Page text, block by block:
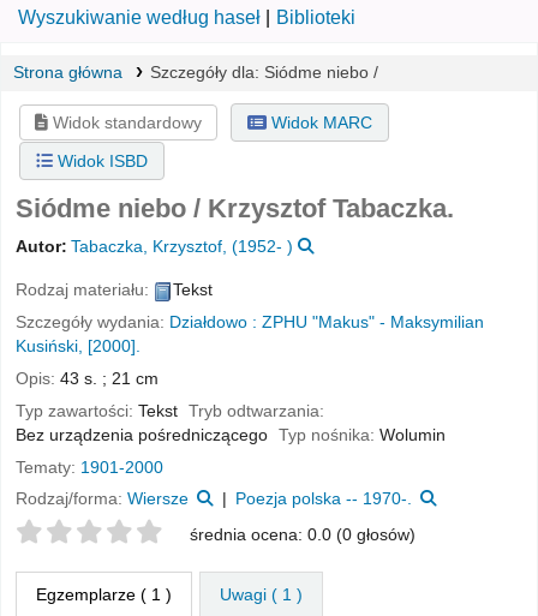
Wyszukiwanie według haseł
Biblioteki
Strona główna Szczegóły dla: Siódme niebo /
Widok standardowy
Widok MARC
Widok ISBD
Siódme niebo / Krzysztof Tabaczka.
Autor: Tabaczka, Krzysztof, (1952- )
Rodzaj materiału:
Tekst
Szczegóły wydania: Działdowo : ZPHU "Makus" - Maksymilian
Kusiński, [2000].
Opis: 43 s. ; 21 cm
Typ zawartości: Tekst
Tryb odtwarzania:
Bez urządzenia pośredniczącego
Typ nośnika:Wolumin
Tematy: 1901-2000
Rodzaj/forma: Wiersze Poezja polska -- 1970-.
Twoje oceny średnia ocena: 0.0 (0 głosów)
Egzemplarze ( 1 ) Uwagi ( 1 )